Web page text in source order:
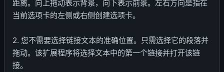
距离。向上拖动表示背景，向下表示前景。左右方向是指在
当前选项卡的左侧或右侧创建选项卡。
2. 您不需要选择链接文本的准确位置。只需选择它的段落并
拖动。该扩展程序将选择文本中的第一个链接并打开该链
接。